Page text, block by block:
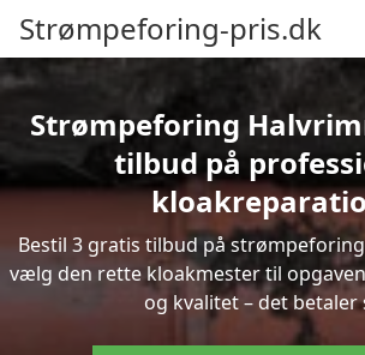
Strømpeforing-pris.dk
Strømpeforing
tilbud på
Bestil 3 gratis tilbud på
vælg den rette kloakmester til
og kvalitet – det betaler